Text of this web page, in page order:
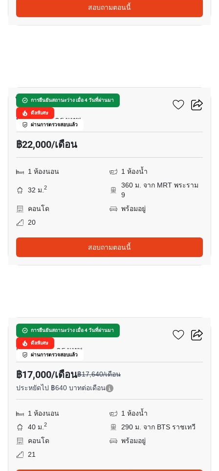
สอบถามตอนนี้
การยืนยันสถานะว่าง เมื่อ 4 วันที่ผ่านมา
ดีลพิเศษ
ผ่านการตรวจสอบแล้ว
ไลฟ์ อโศก - พระราม 9
พระราม 9, กรุงเทพ
฿22,000/เดือน
1 ห้องนอน 1 ห้องน้ำ
32 ม.2
360 ม. จาก MRT พระราม
9
คอนโด
พร้อมอยู่
20
สอบถามตอนนี้
การยืนยันสถานะว่าง เมื่อ 4 วันที่ผ่านมา
ดีลพิเศษ
ผ่านการตรวจสอบแล้ว
ดิ แอดเดรส สยาม
เพชรรามา, กรุงเทพ
฿17,000/เดือน฿17,640/เดือน
ประหยัดไป ฿640 บาทต่อเดือน
1 ห้องนอน
1 ห้องน้ำ
40 ม.2
290 ม. จาก BTS ราชเทวี
คอนโด
พร้อมอยู่
21